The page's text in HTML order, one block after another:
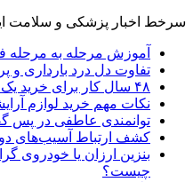
سرخط اخبار پزشکی و سلامت
آموزش مرحله به مرحله
تفاوت دل درد بارداری و
۴۸ سال کار برای خرید یک تویوتا کمری
نکات مهم خرید لوازم
توانمندی عاطفی در پس
کشف ارتباط آسیب‌های
بنزین ارزان یا خودروی
چیست؟